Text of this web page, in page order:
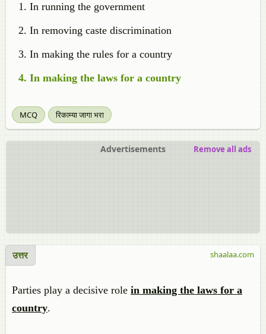
In running the government
In removing caste discrimination
In making the rules for a country
In making the laws for a country
MCQ रिकाम्या जागा भरा
Advertisements Remove all ads
उत्तर
Parties play a decisive role in making the laws for a
country.
shaalaa.com